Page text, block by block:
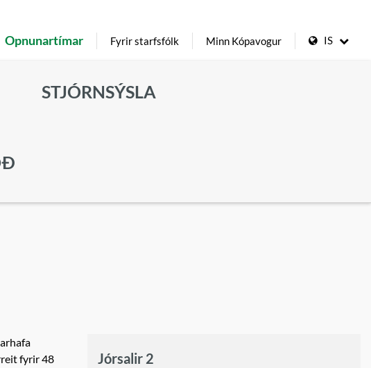
STJÓRNSÝSLA
Opnunartímar Fyrir starfsfólk Minn Kópavogur IS
fyrir 48
Jórsalir 2